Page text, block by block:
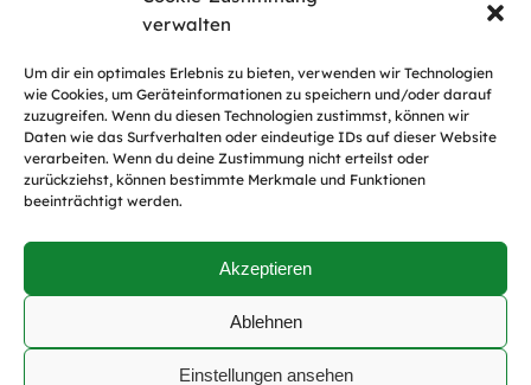
verwalten
Um dir ein optimales Erlebnis zu bieten, verwenden wir Technologien
wie Cookies, um Geräteinformationen zu speichern und/oder darauf
zuzugreifen. Wenn du diesen Technologien zustimmst, können wir
Daten wie das Surfverhalten oder eindeutige IDs auf dieser Website
verarbeiten. Wenn du deine Zustimmung nicht erteilst oder
zurückziehst, können bestimmte Merkmale und Funktionen
beeinträchtigt werden.
Akzeptieren
Ablehnen
Einstellungen ansehen
Tel.: 05952 / 9311-0
E-Mail: info@quappen-holzbau.de
Copyright © Quappen Holzbau GmbH